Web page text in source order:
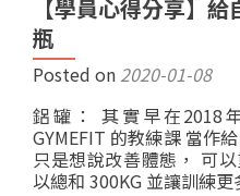
【學員心得分享】
瓶
Posted on 2020-01-08
鋁罐： 其實早在2018
GYMEFIT 的教練課 當作
只是想說改善體態， 可
以總和 300KG 並讓訓練更